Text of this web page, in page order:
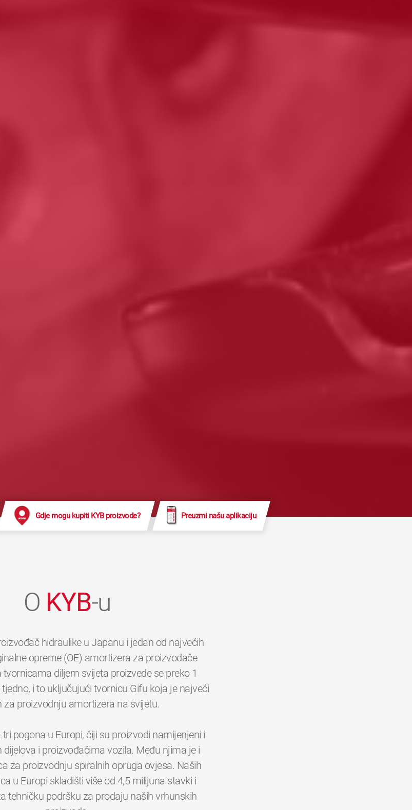
Gdje mogu kupiti KYB proizvode? Preuzmi našu aplikaciju
O KYB-u
hidraulike u Japanu i jedan od najvećih
opreme (OE) amortizera za proizvođače
tvornicama diljem svijeta proizvede se preko 1
i to uključujući tvornicu Gifu koja je najveći
za proizvodnju amortizera na svijetu.
pogona u Europi, čiji su proizvodi namijenjeni i
dijelova i proizvođačima vozila. Među njima je i
za proizvodnju spiralnih opruga ovjesa. Naših
u Europi skladišti više od 4,5 milijuna stavki i
tehničku podršku za prodaju naših vrhunskih
00 000